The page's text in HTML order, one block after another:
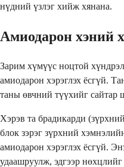
нүдний үзлэг хийж хянана.
Амиодарон хэний
Зарим хүмүүс ноцтой
амиодарон хэрэглэх ёсгүй.
таны өвчний түүхийг сайтар
Хэрэв та брадикарди
блок зэрэг зүрхний
амиодарон хэрэглэх ёсгүй.
удаашруулж, эдгээр